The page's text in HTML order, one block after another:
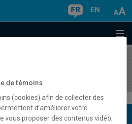
FR EN
de témoins
(cookies) afin de collecter des
d’améliorer votre
vous proposer des contenus vidéo,